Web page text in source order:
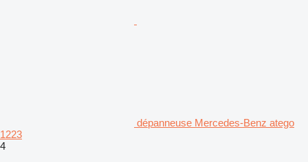
dépanneuse Mercedes-Benz atego
1223
4